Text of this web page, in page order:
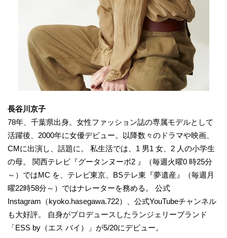
長谷川京子
78年、千葉県出身。女性ファッション誌の専属モデルとして
活躍後、2000年に女優デビュー。以降数々のドラマや映画、
CMに出演し、話題に。 私生活では、1 男1 女、2 人の小学生
の母。 関西テレビ『グータンヌーボ2 』（毎週火曜0 時25分
～）ではMC を、テレビ東京、BSテレ東『夢遺産』（毎週月
曜22時58分～）ではナレーターを務める。 公式
Instagram（kyoko.hasegawa.722）、公式YouTubeチャンネル
も大好評。 自身がプロデュースしたランジェリーブランド
「ESS by（エス バイ）」が5/20にデビュー。